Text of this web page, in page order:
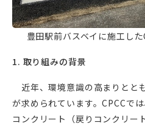
豊田駅前バスベイに施工し
1. 取り組みの背景
近年、環境意識の高まりとと
が求められています。CPCCで
コンクリート（戻りコンクリー